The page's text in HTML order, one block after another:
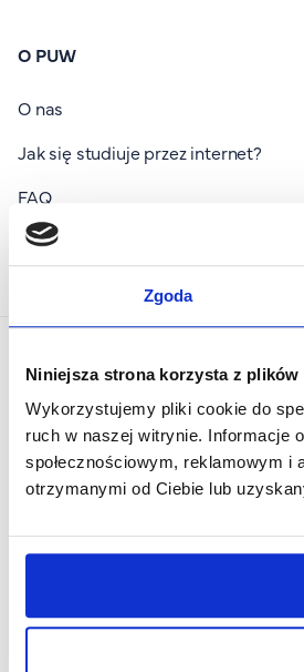
Zgoda
Niniejsza strona korzysta z plików
Wykorzystujemy pliki cookie do
ruch w naszej witrynie. Informacje
społecznościowym, reklamowym i
otrzymanymi od Ciebie lub
O PUW
O nas
Jak się studiuje przez internet?
FAQ
Nasi wykładowcy
Polityka prywatności i plików cookies